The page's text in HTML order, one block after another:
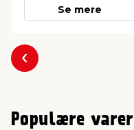
Se mere
Forrige
Populære varer